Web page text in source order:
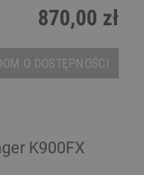
870,00 zł
O DOSTĘPNOŚCI
K900FX